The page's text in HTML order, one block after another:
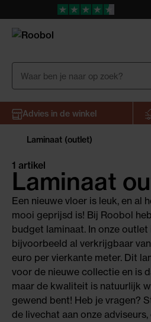
Advies in de winkel
Laminaat (outlet)
Laminaat
1 artikel
Een nieuwe vloer is leuk, en al
mooi geprijsd is! Bij Roobol
budget laminaat. In onze outlet
bijvoorbeeld al verkrijgbaar
euro per vierkante meter. Dit
voor de nieuwe collectie en is
maar de kwaliteit is natuurlijk
gewend bent! Heb je vragen?
de livechat aan onze